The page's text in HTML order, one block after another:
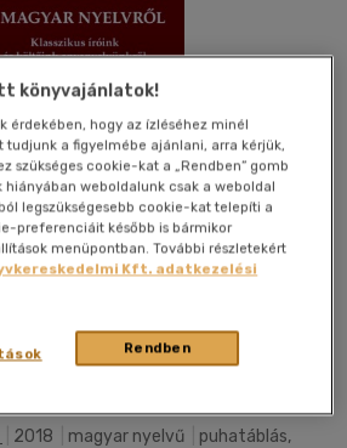
2018 magyar nyelvű
puhatáblás,
könyvajánlatok!
érdekében, hogy az ízléséhez minél
tudjunk a figyelmébe ajánlani, arra kérjük,
szükséges cookie-kat a „Rendben” gomb
hiányában weboldalunk csak a weboldal
legszükségesebb cookie-kat telepíti a
preferenciáit később is bármikor
menüpontban. További részletekért
Kft. adatkezelési
Rendben